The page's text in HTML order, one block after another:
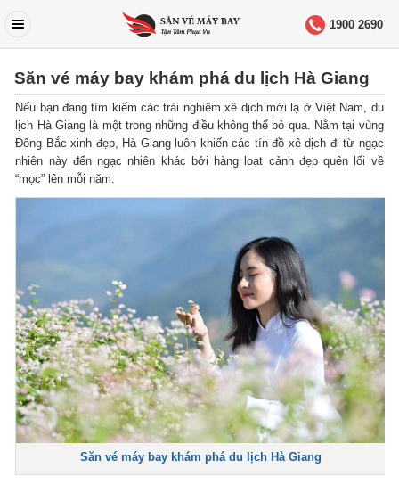
1900 2690
Săn vé máy bay khám phá du lịch Hà Giang
Nếu bạn đang tìm kiếm các trải nghiệm xê dịch mới lạ ở Việt Nam, du
lịch Hà Giang là một trong những điều không thể bỏ qua. Nằm tại vùng
Đông Bắc xinh đẹp, Hà Giang luôn khiến các tín đồ xê dịch đi từ ngạc
nhiên này đến ngạc nhiên khác bởi hàng loạt cảnh đẹp quên lối về
“mọc” lên mỗi năm.
Săn vé máy bay khám phá du lịch Hà Giang